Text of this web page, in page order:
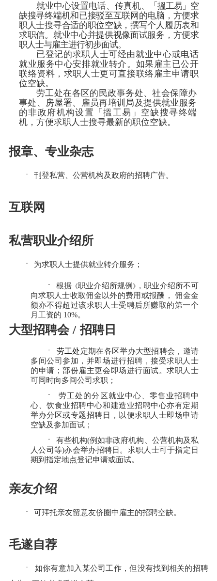
就业中心设置电话、传真机、「搵工易」空
缺搜寻终端机和已接驳至互联网的电脑，方便求
职人士搜寻合适的职位空缺，撰写个人履历表和
求职信。就业中心并提供视像面试服务，方便求
职人士与雇主进行初步面试。
已登记的求职人士可经由就业中心或电话
就业服务中心安排就业转介。如果雇主已公开
联络资料，求职人士更可直接联络雇主申请职
位空缺。
劳工处在各区的民政事务处、社会保障办
事处、房屋署、雇员再培训局及提供就业服务
的非政府机构设置「搵工易」空缺搜寻终端
机，方便求职人士搜寻最新的职位空缺。
报章、专业杂志
¨ 刊登私营、公营机构及政府的招聘广告。
互联网
私营职业介绍所
¨ 为求职人士提供就业转介服务；
¨ 根据 《职业介绍所规例 》 ，职业介绍所不可
向求职人士收取佣金以外的费用或报酬，佣金金
额亦不得超过该求职人士受聘后所赚取的第一个
月工资的 10%。
大型招聘会 / 招聘日
¨ 劳工处定期在各区举办大型招聘会，邀请
多间公司参加，并即场进行招聘，接受求职人士
的申请；部份雇主更会即场进行面试。求职人士
可同时向多间公司求职；
¨
劳工处的分区就业中心、零售业招聘中
心、饮食业招聘中心和建造业招聘中心亦有定期
举办分区或专题招聘日，以便求职人士即场申请
空缺及参加面试；
¨ 有些机构(例如非政府机构、公营机构及私
人公司等)亦会举办招聘日。求职人士可于指定日
期到指定地点登记申请或面试。
亲友介绍
¨ 可拜托亲友留意友侪圈中雇主的招聘空缺。
毛遂自荐
¨
如你有意加入某公司工作，但没有找到相关的招聘